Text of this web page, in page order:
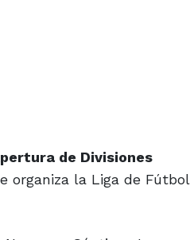
de Divisiones
organiza la Liga de Fútbol